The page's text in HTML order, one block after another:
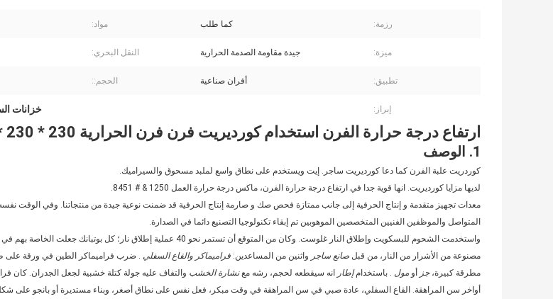
رزمة: كما طلب مواد:
ميزة: جيدة مقاومة الصدمة الحرارية النقل البحري:
تطبيق: أفران صناعية الحجم::
إبراز: خزانات
ارتفاع درجة حرارة الفرن استخدام كورديريت فرن فرن الحرارية 230 * 230 * 80mm
1. الوصف
كوردريت علبة الفرن كما دعا كورديريت ساجر. إيت ويستخدم على نطاق واسع لملبد مسحوق والسيراميك.
لديها مزايا كورديريت. انها قوية جدا في ارتفاع درجة حرارة الفرن، ماكس درجة حرارة العمل 1250 & # 8451.
معدات تجهيز متقدمة و إنتاج الحرفية إلى جانب ممتازة فحص صك و صارمة إنتاج الحرفية قد ضمنت نوعية جيدة من منتجاتنا. وفي الوقت
المتواصل والموظفين الفنيين المتخصصين الموهوبين تم إبقاء تكنولوجيا التصنيع دائما في الصدارة.
واستخدمت الشحوم للبسكويت وإطلاق النار غلوست. وكان من المتوقع أن تستمر نحو 40 عملية إطلاق نار؛ كل
مصنوعة من الأشرار من النار، من قبل صانع ساجر واثنين من المساعدين: فراميماكر والقاع السفلي . ضرب فراميماكر الطين في ورقة على
مطرقة كبيرة،جز أو مول . باستخدامإطار انه سيقطعه لحجم، رشه معنشارة الخشب والتفاف عليه جولة كتلة خشبية لجعل الجدران. كان
أواخر سن المراهقة. القاع السفلي، عادة صبي في سن المراهقة في وقت مبكر، فعل نفس على نطاق أصغر، وبناء مستديرة أو بانجو على